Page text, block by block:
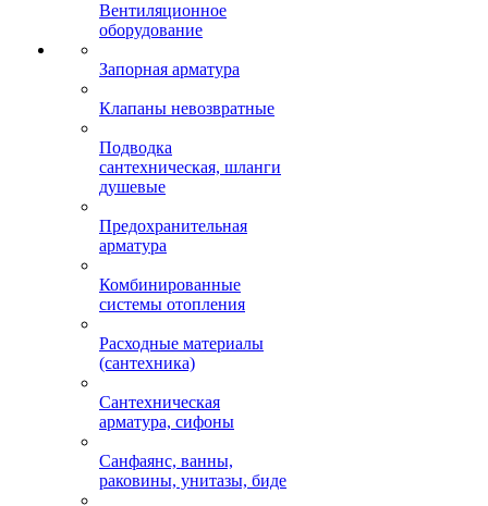
Вентиляционное
оборудование
Запорная арматура
Клапаны невозвратные
Подводка
сантехническая, шланги
душевые
Предохранительная
арматура
Комбинированные
системы отопления
Расходные материалы
(сантехника)
Сантехническая
арматура, сифоны
Санфаянс, ванны,
раковины, унитазы, биде